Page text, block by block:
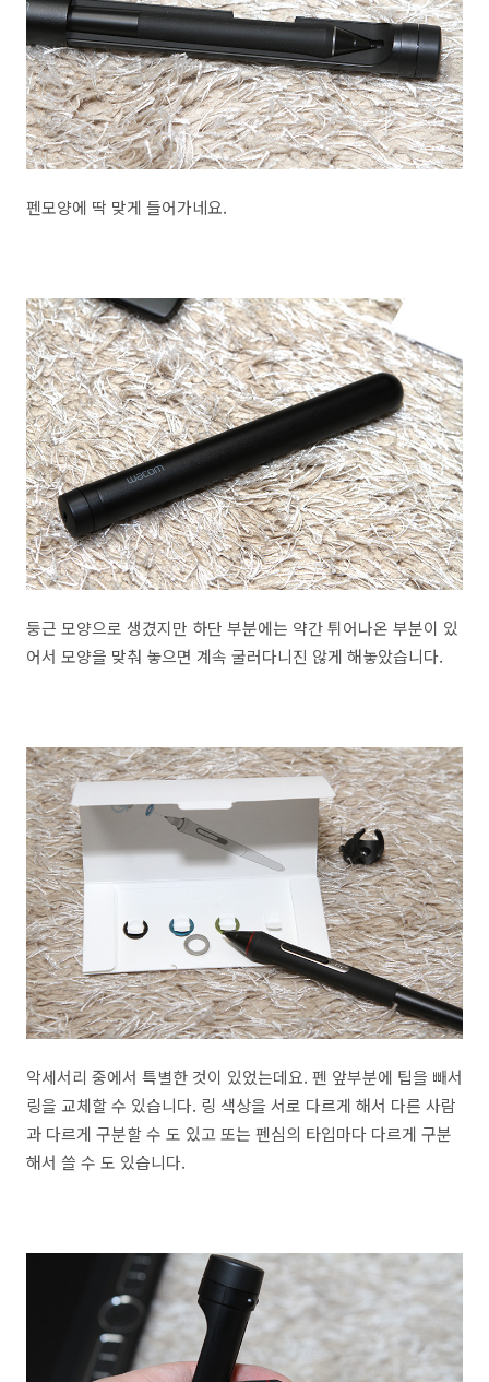
펜모양에 딱 맞게 들어가네요.
둥근 모양으로 생겼지만 하단 부분에는 약간 튀어나온 부분이 있
어서 모양을 맞춰 놓으면 계속 굴러다니진 않게 해놓았습니다.
악세서리 중에서 특별한 것이 있었는데요. 펜 앞부분에 팁을 빼서
링을 교체할 수 있습니다. 링 색상을 서로 다르게 해서 다른 사람
과 다르게 구분할 수 도 있고 또는 펜심의 타입마다 다르게 구분
해서 쓸 수 도 있습니다.